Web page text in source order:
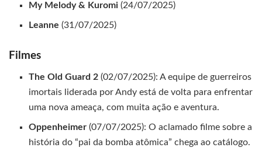
My Melody & Kuromi (24/07/2025)
Leanne (31/07/2025)
Filmes
The Old Guard 2 (02/07/2025): A equipe de guerreiros
imortais liderada por Andy está de volta para enfrentar
uma nova ameaça, com muita ação e aventura.
Oppenheimer (07/07/2025): O aclamado filme sobre a
história do “pai da bomba atômica” chega ao catálogo.